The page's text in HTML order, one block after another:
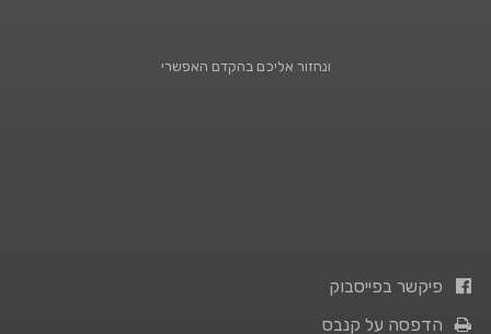
ונחזור אליכם בהקדם האפשרי
פיקשר בפייסבוק
הדפסה על קנבס